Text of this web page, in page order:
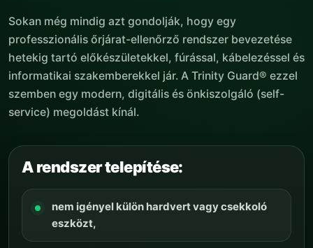
Sokan még mindig azt gondolják, hogy egy
professzionális őrjárat-ellenőrző rendszer bevezetése
hetekig tartó előkészületekkel, fúrással, kábelezéssel és
informatikai szakemberekkel jár. A Trinity Guard® ezzel
szemben egy modern, digitális és önkiszolgáló (self-
service) megoldást kínál.
A rendszer telepítése:
nem igényel külön hardvert vagy csekkoló
eszközt,